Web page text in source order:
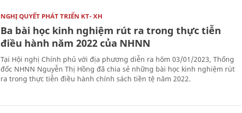
NGHỊ QUYẾT PHÁT TRIỂN KT- XH
Ba bài học kinh nghiệm rút ra trong thực tiễn
điều hành năm 2022 của NHNN
Tại Hội nghị Chính phủ với địa phương diễn ra hôm 03/01/2023, Thống
đốc NHNN Nguyễn Thị Hồng đã chia sẻ những bài học kinh nghiệm rút
ra trong thực tiễn điều hành chính sách tiền tệ năm 2022.